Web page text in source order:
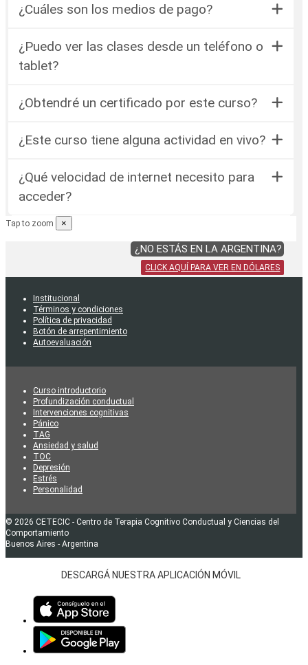
¿Cuáles son los medios de pago?
¿Puedo ver las clases desde un teléfono o
tablet?
¿Obtendré un certificado por este curso?
¿Este curso tiene alguna actividad en vivo?
¿Qué velocidad de internet necesito para
acceder?
Tap to zoom ×
¿NO ESTÁS EN LA ARGENTINA?
CLICK AQUÍ PARA VER EN DÓLARES
Institucional
Términos y condiciones
Política de privacidad
Botón de arrepentimiento
Autoevaluación
Curso introductorio
Profundización conductual
Intervenciones cognitivas
Pánico
TAG
Ansiedad y salud
TOC
Depresión
Estrés
Personalidad
© 2026 CETECIC - Centro de Terapia Cognitivo Conductual y Ciencias del
Comportamiento
Buenos Aires - Argentina
DESCARGÁ NUESTRA APLICACIÓN MÓVIL